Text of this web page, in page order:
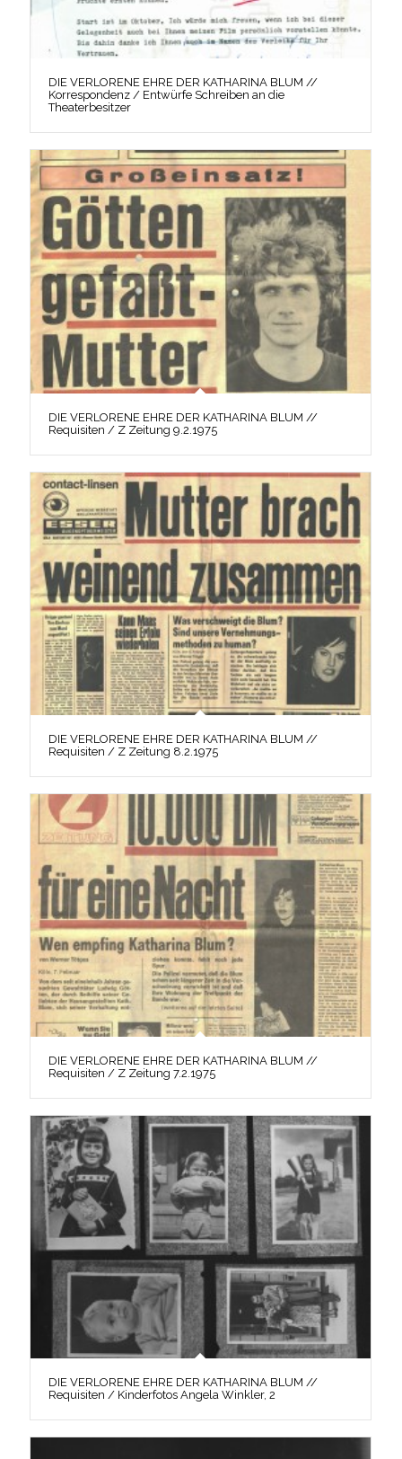
DIE VERLORENE EHRE DER KATHARINA BLUM //
Korrespondenz / Entwürfe Schreiben an die
Theaterbesitzer
DIE VERLORENE EHRE DER KATHARINA BLUM //
Requisiten / Z Zeitung 9.2.1975
DIE VERLORENE EHRE DER KATHARINA BLUM //
Requisiten / Z Zeitung 8.2.1975
DIE VERLORENE EHRE DER KATHARINA BLUM //
Requisiten / Z Zeitung 7.2.1975
DIE VERLORENE EHRE DER KATHARINA BLUM //
Requisiten / Kinderfotos Angela Winkler, 2